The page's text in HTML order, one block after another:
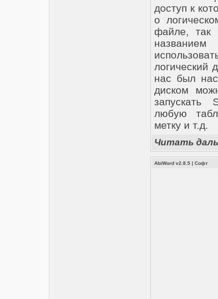
доступ к
о
файле, так
логический
нас был
диском
запускать
любую
метку и т.д.
Читать
AbiWord v2.8.5 | Софт